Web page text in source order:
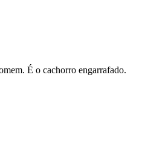
É o cachorro engarrafado.